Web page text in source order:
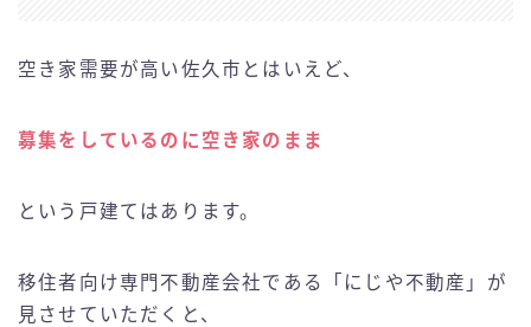
空き家需要が高い佐久市とはいえど、
募集をしているのに空き家のまま
という戸建てはあります。
移住者向け専門不動産会社である「にじや不動産」が
見させていただくと、